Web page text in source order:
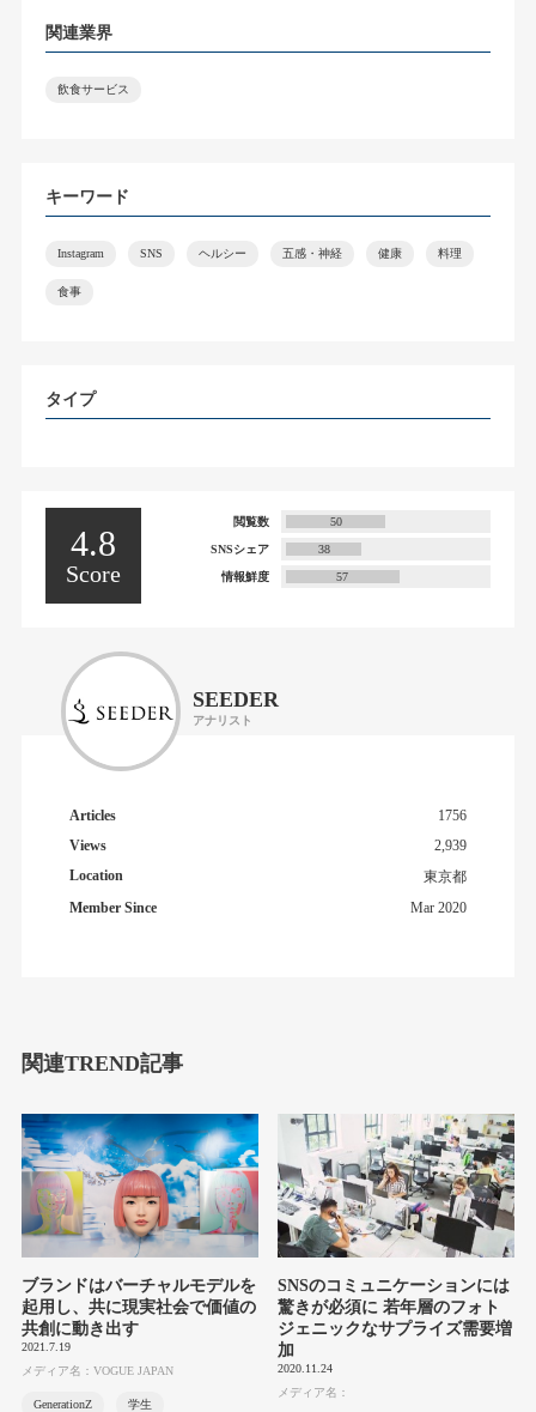
関連業界
飲食サービス
キーワード
Instagram SNS ヘルシー 五感・神経 健康 料理
食事
タイプ
4.8
Score
閲覧数 50
SNSシェア 38
情報鮮度 57
SEEDER
アナリスト
Articles
1756
Views
2,939
Location
東京都
Member Since
Mar 2020
関連TREND記事
ブランドはバーチャルモデルを
起用し、共に現実社会で価値の
共創に動き出す
2021.7.19
メディア名：VOGUE JAPAN
GenerationZ 学生
SNSのコミュニケーションには
驚きが必須に 若年層のフォト
ジェニックなサプライズ需要増
加
2020.11.24
メディア名：